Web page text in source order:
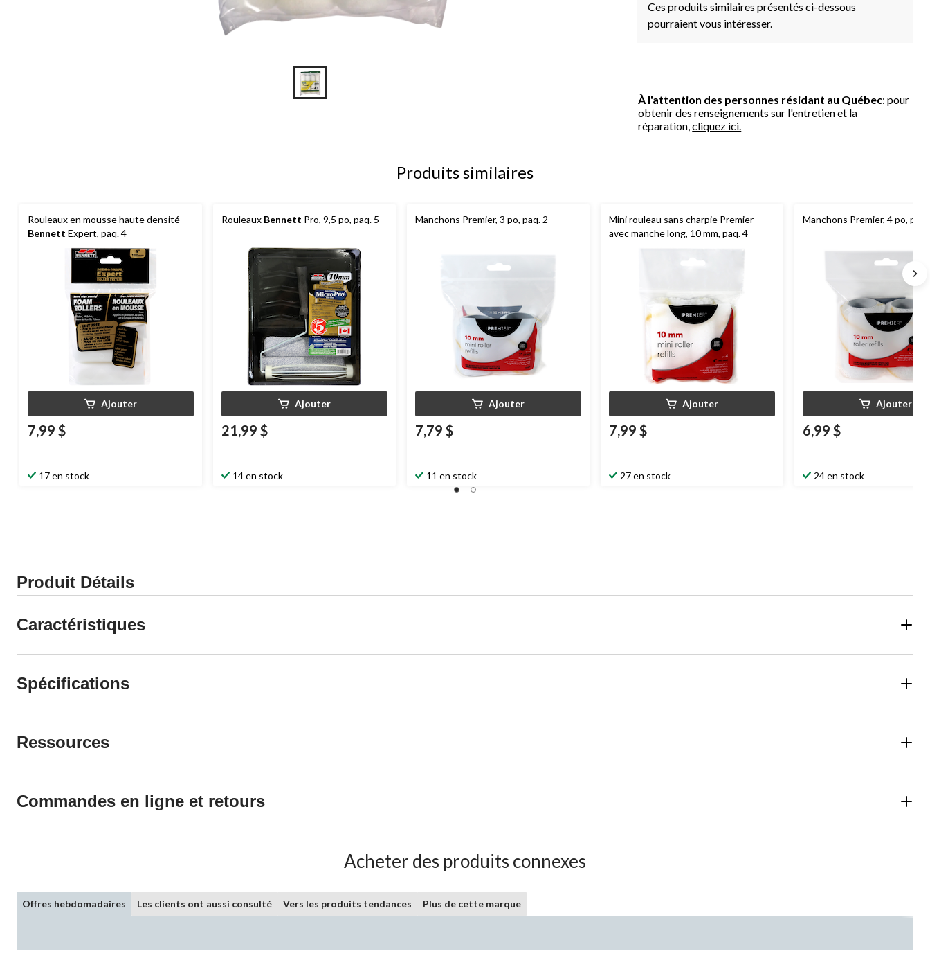
Ces produits similaires présentés ci-dessous
pourraient vous intéresser.
À l'attention des personnes résidant au Québec: pour
obtenir des renseignements sur l'entretien et la
réparation,cliquez ici.
Produits similaires
Rouleaux en mousse haute densité
Bennett Expert, paq. 4
Ajouter
7,99 $
17 en stock
Rouleaux Bennett Pro, 9,5 po, paq. 5
Ajouter
21,99 $
14 en stock
Manchons Premier, 3 po, paq. 2
Ajouter
7,79 $
11 en stock
Mini rouleau sans charpie Premier
avec manche long, 10 mm, paq. 4
Ajouter
7,99 $
27 en stock
Manchons Premier, 4 po, paq.
Ajouter
6,99 $
24 en stock
Produit Détails
Caractéristiques
Spécifications
Ressources
Commandes en ligne et retours
Acheter des produits connexes
Offres hebdomadaires Les clients ont aussi consulté Vers les produits tendances Plus de cette marque